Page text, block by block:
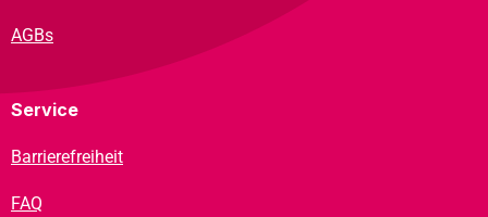
AGBs
Service
Barrierefreiheit
FAQ